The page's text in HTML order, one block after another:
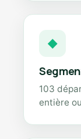
◆
103
entière